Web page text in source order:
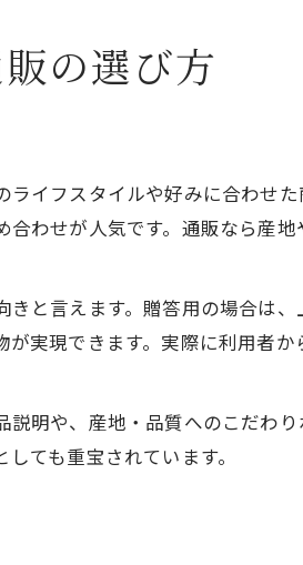
に応える海苔セット通販の選び方
康を支える海苔通販の活用術
た贈り物に海苔通販がおすすめ
守る海苔セット通販特集
海苔ギフトのマナーと注意点
ト通販を活かした失礼のない贈り方
フトで好印象を与える包装術
の選び方
イフスタイルや好みに合わせ
わせが人気です。通販なら産
と言えます。贈答用の場合は
実現できます。実際に利用者
明や、産地・品質へのこだわ
ても重宝されています。